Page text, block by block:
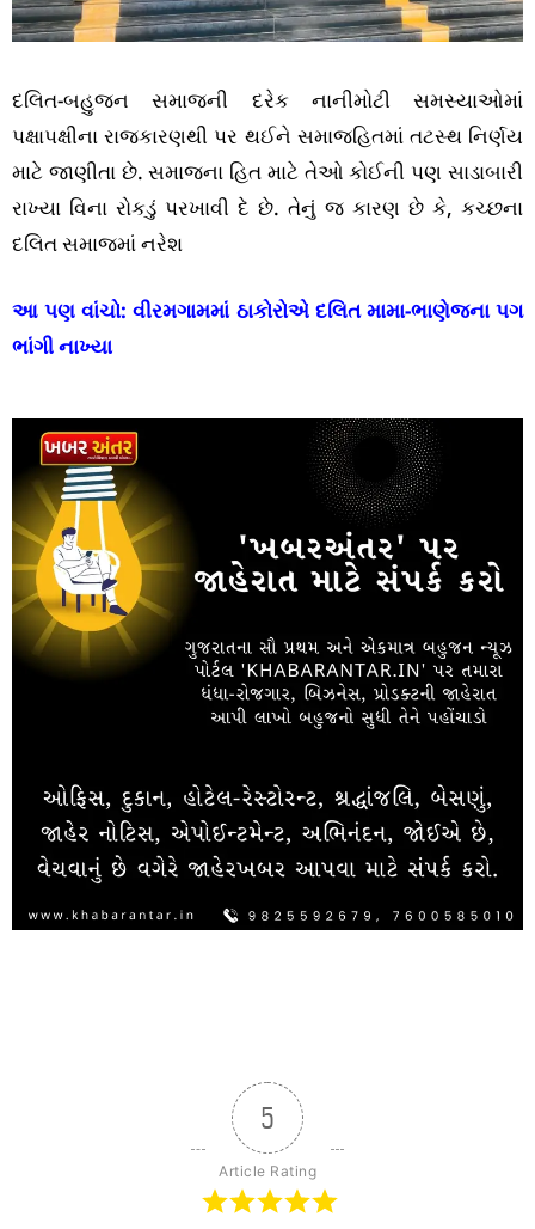
દલિત-બહુજન સમાજની દરેક નાનીમોટી સમસ્યાઓમાં
પક્ષાપક્ષીના રાજકારણથી પર થઈને સમાજહિતમાં તટસ્થ નિર્ણય
માટે જાણીતા છે. સમાજના હિત માટે તેઓ કોઈની પણ સાડાબારી
રાખ્યા વિના રોકડું પરખાવી દે છે. તેનું જ કારણ છે કે, કચ્છના
દલિત સમાજમાં નરેશ
આ પણ વાંચો:વીરમગામમાં ઠાકોરોએ દલિત મામા-ભાણેજના પગ
ભાંગી નાખ્યા
5
Article Rating